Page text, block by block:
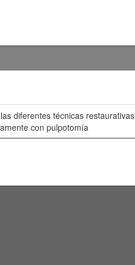
diferentes técnicas restaurativas
con pulpotomía